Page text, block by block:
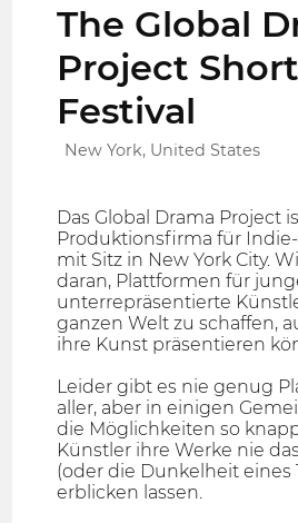
The Global
Project
Festival
New York, United States
Das Global Drama Project
Produktionsfirma für
mit Sitz in New York City.
daran, Plattformen für
unterrepräsentierte
ganzen Welt zu schaffen,
ihre Kunst präsentieren
Leider gibt es nie genug
aller, aber in einigen
die Möglichkeiten so
Künstler ihre Werke nie
(oder die Dunkelheit eines
erblicken lassen.